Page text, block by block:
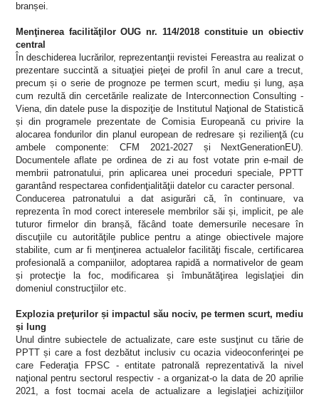
branșei.
Menţinerea facilităţilor OUG nr. 114/2018 constituie un obiectiv
central
În deschiderea lucrărilor, reprezentanţii revistei Fereastra au realizat o
prezentare succintă a situaţiei pieţei de profil în anul care a trecut,
precum și o serie de prognoze pe termen scurt, mediu și lung, așa
cum rezultă din cercetările realizate de Interconnection Consulting -
Viena, din datele puse la dispoziţie de Institutul Naţional de Statistică
și din programele prezentate de Comisia Europeană cu privire la
alocarea fondurilor din planul european de redresare și rezilienţă (cu
ambele componente: CFM 2021-2027 și NextGenerationEU).
Documentele aflate pe ordinea de zi au fost votate prin e-mail de
membrii patronatului, prin aplicarea unei proceduri speciale, PPTT
garantând respectarea confidenţialităţii datelor cu caracter personal.
Conducerea patronatului a dat asigurări că, în continuare, va
reprezenta în mod corect interesele membrilor săi și, implicit, pe ale
tuturor firmelor din branșă, făcând toate demersurile necesare în
discuţiile cu autorităţile publice pentru a atinge obiectivele majore
stabilite, cum ar fi menţinerea actualelor facilităţi fiscale, certificarea
profesională a companiilor, adoptarea rapidă a normativelor de geam
și protecţie la foc, modificarea și îmbunătăţirea legislaţiei din
domeniul construcţiilor etc.
Explozia preţurilor și impactul său nociv, pe termen scurt, mediu
și lung
Unul dintre subiectele de actualizate, care este susţinut cu tărie de
PPTT și care a fost dezbătut inclusiv cu ocazia videoconferinţei pe
care Federaţia FPSC - entitate patronală reprezentativă la nivel
naţional pentru sectorul respectiv - a organizat-o la data de 20 aprilie
2021, a fost tocmai acela de actualizare a legislaţiei achiziţiilor